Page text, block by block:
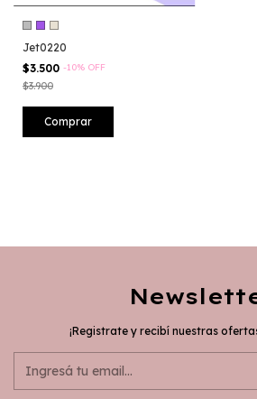
Jet0220
$3.500 -10% OFF
$3.900
Comprar
¡Registrate y recibí nuestras